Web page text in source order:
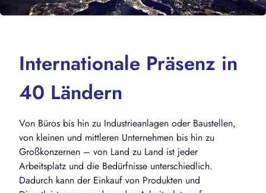
Internationale Präsenz in
40 Ländern
Von Büros bis hin zu Industrieanlagen oder Baustellen,
von kleinen und mittleren Unternehmen bis hin zu
Großkonzernen – von Land zu Land ist jeder
Arbeitsplatz und die Bedürfnisse unterschiedlich.
Dadurch kann der Einkauf von Produkten und